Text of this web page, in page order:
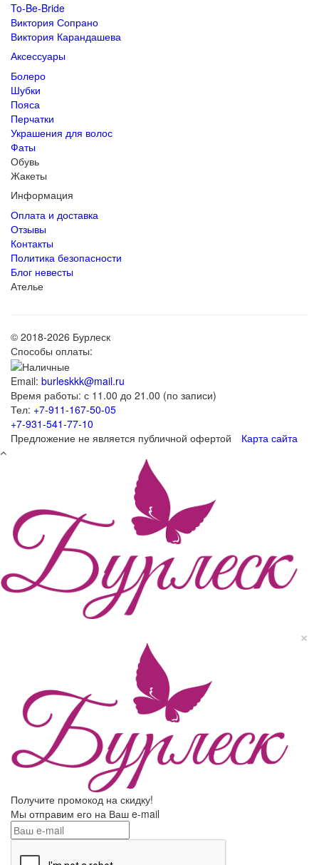
To-Be-Bride
Виктория Сопрано
Виктория Карандашева
Аксессуары
Болеро
Шубки
Пояса
Перчатки
Украшения для волос
Фаты
Обувь
Жакеты
Информация
Оплата и доставка
Отзывы
Контакты
Политика безопасности
Блог невесты
Ателье
© 2018-2026 Бурлеск
Способы оплаты:
Email: burleskkk@mail.ru
Время работы: с 11.00 до 21.00 (по записи)
Тел: +7-911-167-50-05
+7-931-541-77-10
Предложение не является публичной офертой
Карта сайта
×
Получите промокод на скидку!
Мы отправим его на Ваш e-mail